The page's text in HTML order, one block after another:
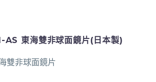
東海雙非球面鏡片(日本製)